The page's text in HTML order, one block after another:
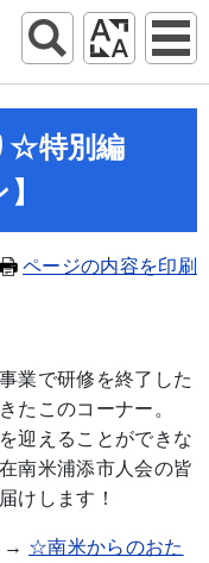
☆特別編
ページの内容を印刷
業で研修を終了した
たこのコーナー。
迎えることができな
南米浦添市人会の皆
けします！
→ ☆南米からのおた